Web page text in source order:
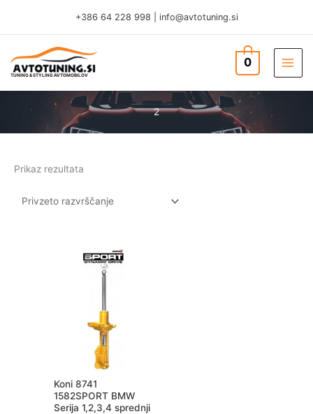
content
+386 64 228 998 info@avtotuning.si
TUNING & STYLING AVTOMOBILOV
0
2
Prikaz rezultata
Koni 8741
1582SPORT BMW
Serija 1,2,3,4 sprednji